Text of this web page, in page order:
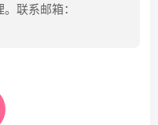
联系邮箱：